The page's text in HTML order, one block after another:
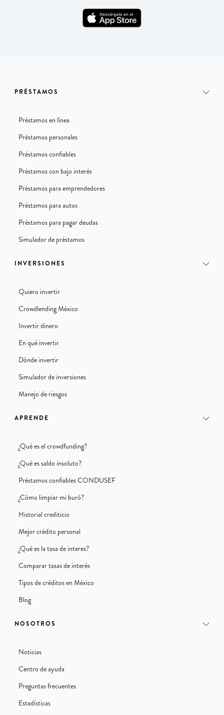
PRÉSTAMOS
Préstamos en línea
Préstamos personales
Préstamos confiables
Préstamos con bajo interés
Préstamos para emprendedores
Préstamos para autos
Préstamos para pagar deudas
Simulador de préstamos
INVERSIONES
Quiero invertir
Crowdlending México
Invertir dinero
En qué invertir
Dónde invertir
Simulador de inversiones
Manejo de riesgos
APRENDE
¿Qué es el crowdfunding?
¿Qué es saldo insoluto?
Préstamos confiables CONDUSEF
¿Cómo limpiar mi buró?
Historial crediticio
Mejor crédito personal
¿Qué es la tasa de interes?
Comparar tasas de interés
Tipos de créditos en México
Blog
NOSOTROS
Noticias
Centro de ayuda
Preguntas frecuentes
Estadísticas